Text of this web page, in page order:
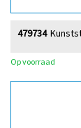
479734
Op voorraad